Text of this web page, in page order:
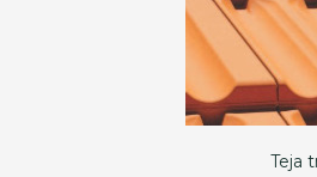
Teja